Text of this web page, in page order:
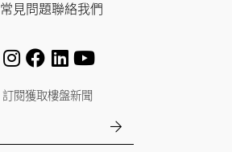
常見問題聯絡我們
訂閱獲取樓盤新聞